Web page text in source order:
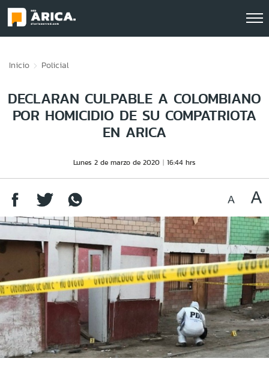
Inicio Policial
DECLARAN CULPABLE A COLOMBIANO
POR HOMICIDIO DE SU COMPATRIOTA
EN ARICA
Lunes 2 de marzo de 2020 16:44 hrs